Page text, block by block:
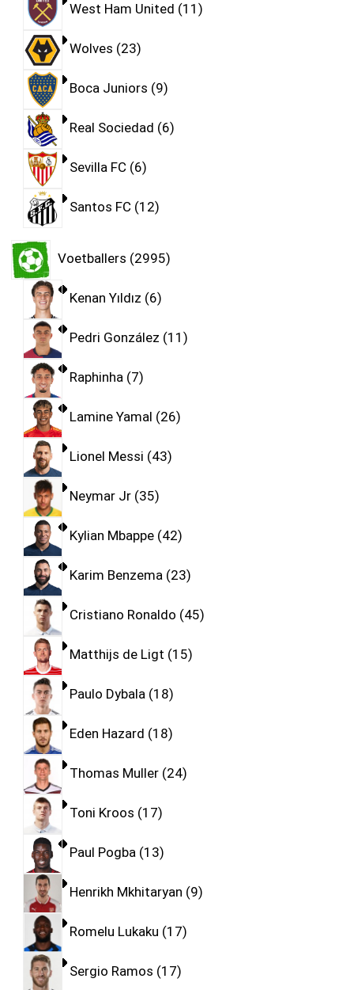
West Ham United 11
Wolves 23
Boca Juniors 9
Real Sociedad 6
Sevilla FC 6
Santos FC 12
Voetballers 2995
Kenan Yıldız 6
Pedri González 11
Raphinha 7
Lamine Yamal 26
Lionel Messi 43
Neymar Jr 35
Kylian Mbappe 42
Karim Benzema 23
Cristiano Ronaldo 45
Matthijs de Ligt 15
Paulo Dybala 18
Eden Hazard 18
Thomas Muller 24
Toni Kroos 17
Paul Pogba 13
Henrikh Mkhitaryan 9
Romelu Lukaku 17
Sergio Ramos 17